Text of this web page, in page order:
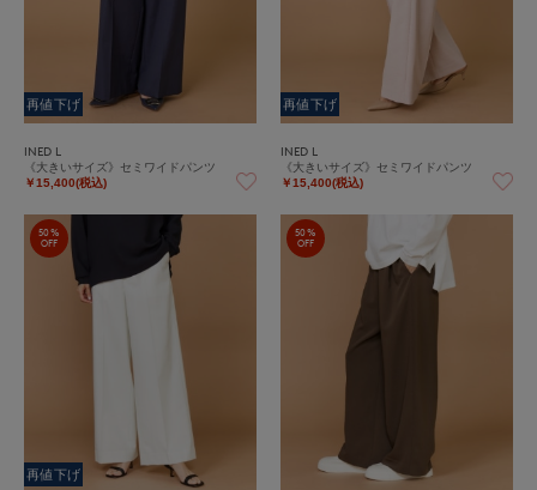
再値下げ
INED L
《大きいサイズ》セミワイドパンツ
￥15,400(税込)
再値下げ
INED L
《大きいサイズ》セミワイドパンツ
￥15,400(税込)
50%
OFF
再値下げ
50%
OFF